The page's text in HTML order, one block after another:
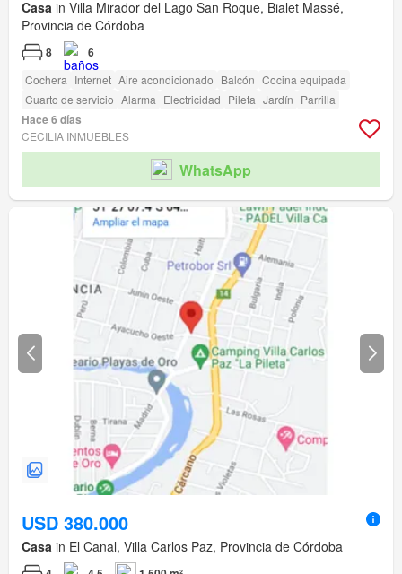
Casa in Villa Mirador del Lago San Roque, Bialet Massé,
Provincia de Córdoba
8 6
Cochera Internet Aire acondicionado Balcón Cocina equipada
Cuarto de servicio Alarma Electricidad Pileta Jardín Parrilla
Hace 6 días
CECILIA INMUEBLES
WhatsApp
USD 380.000
Casa in El Canal, Villa Carlos Paz, Provincia de Córdoba